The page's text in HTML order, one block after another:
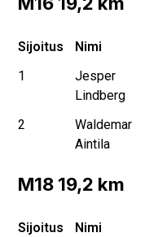
Sijoitus Nimi
1
Jesper
Lindberg
2
Waldemar
Aintila
M18 19,2 km
Sijoitus Nimi